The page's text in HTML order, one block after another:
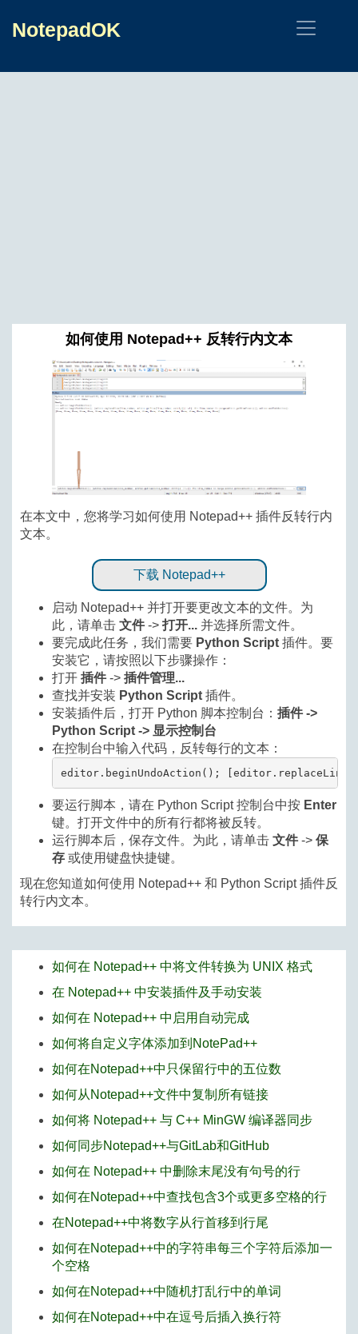
NotepadOK
如何使用 Notepad++ 反转行内文本
在本文中，您将学习如何使用 Notepad++ 插件反转行内
文本。
下载 Notepad++
启动 Notepad++ 并打开要更改文本的文件。为
此，请单击 文件-> 打开... 并选择所需文件。
要完成此任务，我们需要 Python Script 插件。要
安装它，请按照以下步骤操作：
打开 插件-> 插件管理...
查找并安装 Python Script 插件。
安装插件后，打开 Python 脚本控制台： 插件 ->
Python Script -> 显示控制台
在控制台中输入代码，反转每行的文本：
editor.beginUndoAction();
要运行脚本，请在 Python Script 控制台中按 Enter
键。打开文件中的所有行都将被反转。
运行脚本后，保存文件。为此，请单击 文件-> 保
存 或使用键盘快捷键。
现在您知道如何使用 Notepad++ 和 Python Script 插件反
转行内文本。
如何在 Notepad++ 中将文件转换为 UNIX 格式
在 Notepad++ 中安装插件及手动安装
如何在 Notepad++ 中启用自动完成
如何将自定义字体添加到NotePad++
如何在Notepad++中只保留行中的五位数
如何从Notepad++文件中复制所有链接
如何将 Notepad++ 与 C++ MinGW 编译器同步
如何同步Notepad++与GitLab和GitHub
如何在 Notepad++ 中删除末尾没有句号的行
如何在Notepad++中查找包含3个或更多空格的行
在Notepad++中将数字从行首移到行尾
如何在Notepad++中的字符串每三个字符后添加一
个空格
如何在Notepad++中随机打乱行中的单词
如何在Notepad++中在逗号后插入换行符